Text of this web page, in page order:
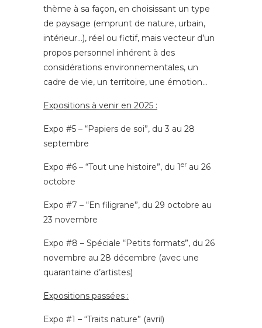
thème à sa façon, en choisissant un type
de paysage (emprunt de nature, urbain,
intérieur…), réel ou fictif, mais vecteur d’un
propos personnel inhérent à des
considérations environnementales, un
cadre de vie, un territoire, une émotion…
Expositions à venir en 2025 :
Expo #5 – “Papiers de soi”, du 3 au 28
septembre
Expo #6 – “Tout une histoire”, du 1er au 26
octobre
Expo #7 – “En filigrane”, du 29 octobre au
23 novembre
Expo #8 – Spéciale “Petits formats”, du 26
novembre au 28 décembre (avec une
quarantaine d’artistes)
Expositions passées :
Expo #1 – “Traits nature” (avril)